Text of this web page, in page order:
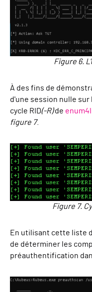
Figure 6.
À des fins de
d'une session nulle sur
cycle RID(-R)de
figure 7.
Figure 7.
En utilisant cette liste
de déterminer les
préauthentification